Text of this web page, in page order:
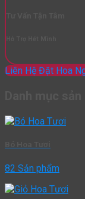
Liên Hệ Đặt Hoa
82 Sản phẩm